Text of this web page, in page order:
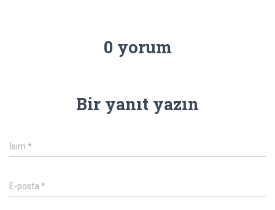
0 yorum
Bir yanıt yazın
İsim *
E-posta *